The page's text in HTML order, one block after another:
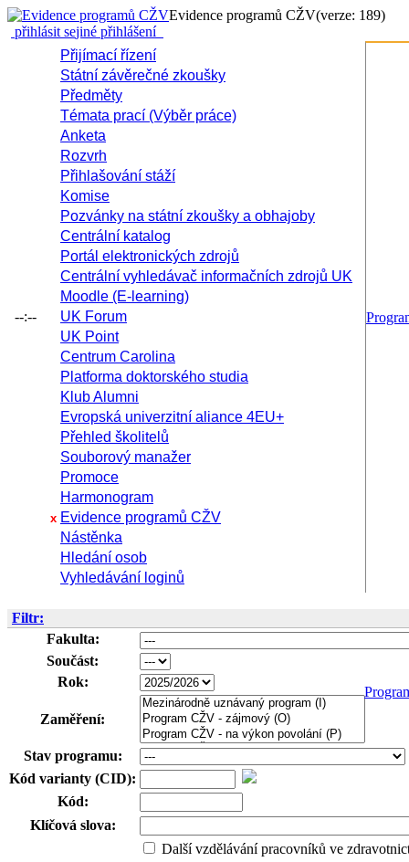
Evidence programů CŽV(verze: 189)
přihlásit sejiné přihlášení
--:--
Přijímací řízení
Státní závěrečné zkoušky
Předměty
Témata prací (Výběr práce)
Anketa
Rozvrh
Přihlašování stáží
Komise
Pozvánky na státní zkoušky a obhajoby
Centrální katalog
Portál elektronických zdrojů
Centrální vyhledávač informačních zdrojů UK
Moodle (E-learning)
UK Forum
UK Point
Centrum Carolina
Platforma doktorského studia
Klub Alumni
Evropská univerzitní aliance 4EU+
Přehled školitelů
Souborový manažer
Promoce
Harmonogram
x Evidence programů CŽV
Nástěnka
Hledání osob
Vyhledávání loginů
Filtr:
Fakulta:
Součást:
Rok:
Zaměření:
Stav programu:
Kód varianty (CID):
Kód:
Klíčová slova:
Další vzdělávání pracovníků ve